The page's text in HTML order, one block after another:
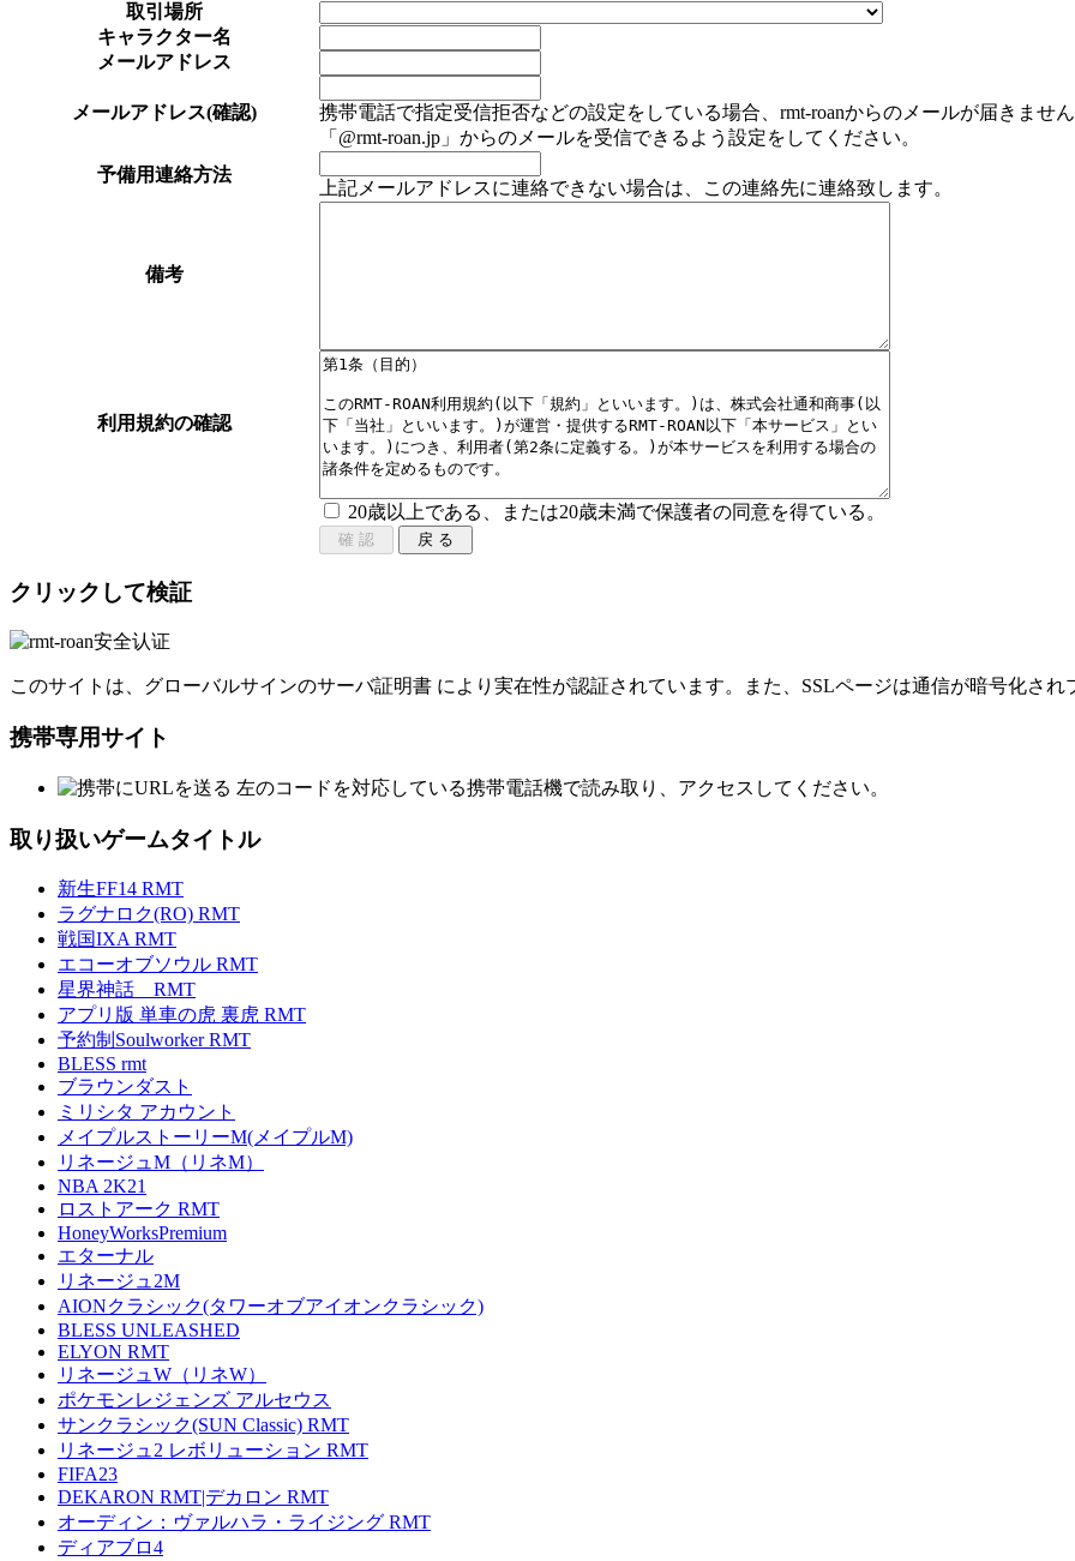
取引場所
キャラクター名
メールアドレス
メールアドレス(確認)
携帯電話で指定受信拒否などの設定をしている場合、rmt-roanからのメールが届きません
「@rmt-roan.jp」からのメールを受信できるよう設定をしてください。
予備用連絡方法
上記メールアドレスに連絡できない場合は、この連絡先に連絡致します。
備考
利用規約の確認
20歳以上である、または20歳未満で保護者の同意を得ている。
クリックして検証
このサイトは、グローバルサインのサーバ証明書 により実在性が認証されています。また、SSLページは通信が暗号化され
携帯専用サイト
左のコードを対応している携帯電話機で読み取り、アクセスしてください。
取り扱いゲームタイトル
新生FF14 RMT
ラグナロク(RO) RMT
戦国IXA RMT
エコーオブソウル RMT
星界神話 RMT
アプリ版 単車の虎 裏虎 RMT
予約制Soulworker RMT
BLESS rmt
ブラウンダスト
ミリシタ アカウント
メイプルストーリーM(メイプルM)
リネージュM（リネM）
NBA 2K21
ロストアーク RMT
HoneyWorksPremium
エターナル
リネージュ2M
AIONクラシック(タワーオブアイオンクラシック)
BLESS UNLEASHED
ELYON RMT
リネージュW（リネW）
ポケモンレジェンズ アルセウス
サンクラシック(SUN Classic) RMT
リネージュ2 レボリューション RMT
FIFA23
DEKARON RMT|デカロン RMT
オーディン：ヴァルハラ・ライジング RMT
ディアブロ4